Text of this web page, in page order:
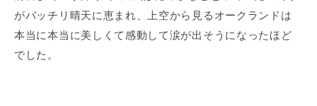
がバッチリ晴天に恵まれ、上空から見るオークランドは
本当に本当に美しくて感動して涙が出そうになったほど
でした。